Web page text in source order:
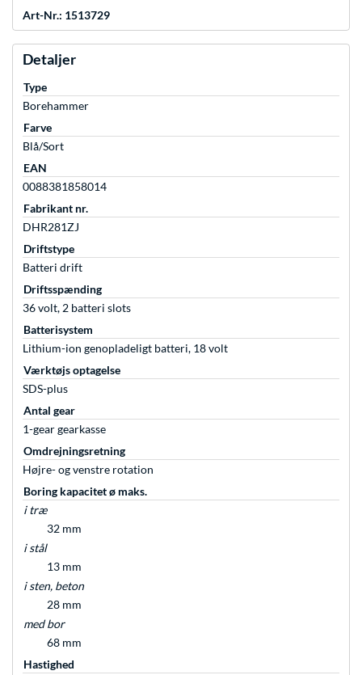
Art-Nr.: 1513729
Detaljer
Type
Borehammer
Farve
Blå/Sort
EAN
0088381858014
Fabrikant nr.
DHR281ZJ
Driftstype
Batteri drift
Driftsspænding
36 volt, 2 batteri slots
Batterisystem
Lithium-ion genopladeligt batteri, 18 volt
Værktøjs optagelse
SDS-plus
Antal gear
1-gear gearkasse
Omdrejningsretning
Højre- og venstre rotation
Boring kapacitet ø maks.
i træ
32 mm
i stål
13 mm
i sten, beton
28 mm
med bor
68 mm
Hastighed